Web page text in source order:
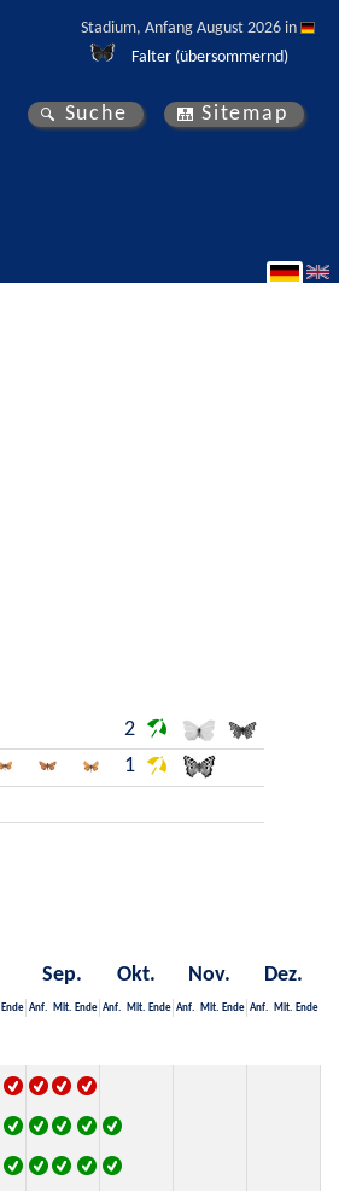
Stadium, Anfang August 2026 in
Falter (übersommernd)
Suche Sitemap
2
1
Sep. Okt. Nov. Dez.
Ende Anf. Mit. Ende Anf. Mit. Ende Anf. Mit. Ende Anf. Mit. Ende